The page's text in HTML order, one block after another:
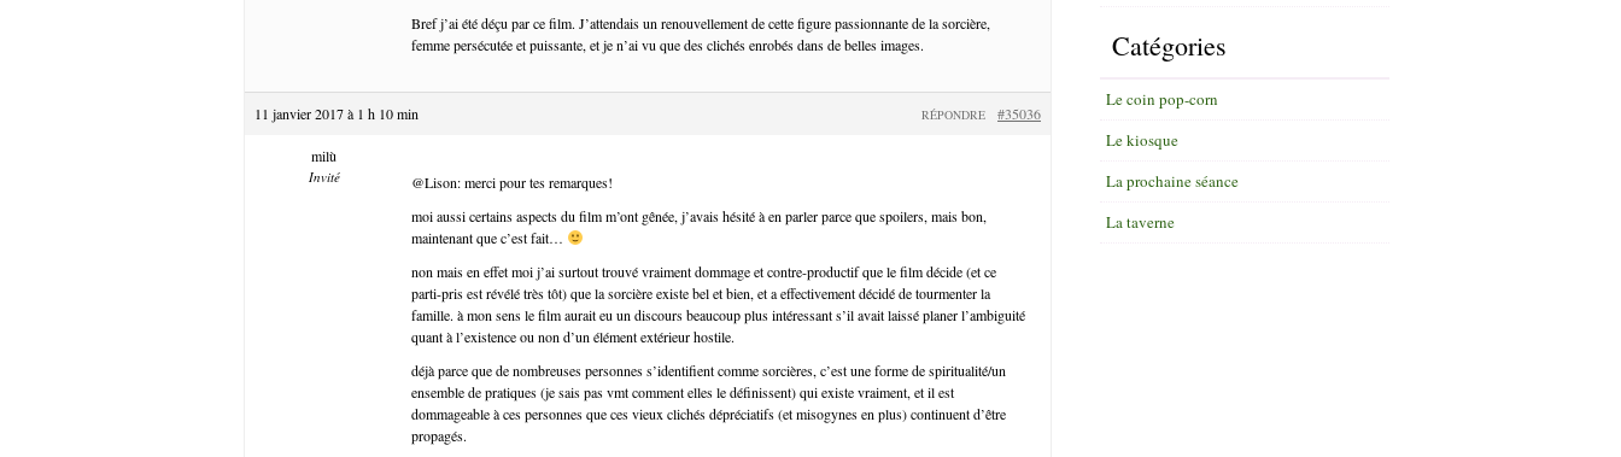
Bref j’ai été déçu par ce film. J’attendais un renouvellement de cette figure passionnante de la sorcière,
femme persécutée et puissante, et je n’ai vu que des clichés enrobés dans de belles images.
11 janvier 2017 à 1 h 10 min #35036
RÉPONDRE
milù
Invité
@Lison: merci pour tes remarques!
moi aussi certains aspects du film m’ont gênée, j’avais hésité à en parler parce que spoilers, mais bon,
maintenant que c’est fait…
non mais en effet moi j’ai surtout trouvé vraiment dommage et contre-productif que le film décide (et ce
parti-pris est révélé très tôt) que la sorcière existe bel et bien, et a effectivement décidé de tourmenter la
famille. à mon sens le film aurait eu un discours beaucoup plus intéressant s’il avait laissé planer l’ambiguité
quant à l’existence ou non d’un élément extérieur hostile.
déjà parce que de nombreuses personnes s’identifient comme sorcières, c’est une forme de spiritualité/un
ensemble de pratiques (je sais pas vmt comment elles le définissent) qui existe vraiment, et il est
dommageable à ces personnes que ces vieux clichés dépréciatifs (et misogynes en plus) continuent d’être
propagés.
Catégories
Le coin pop-corn
Le kiosque
La prochaine séance
La taverne